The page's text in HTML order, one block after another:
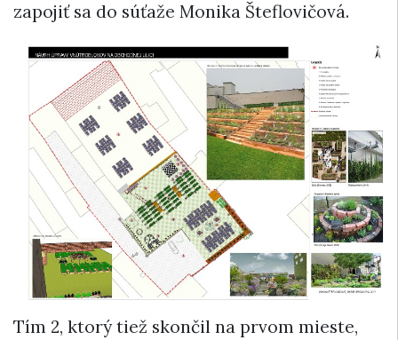
zapojiť sa do súťaže Monika Šteflovičová.
Tím 2, ktorý tiež skončil na prvom mieste,